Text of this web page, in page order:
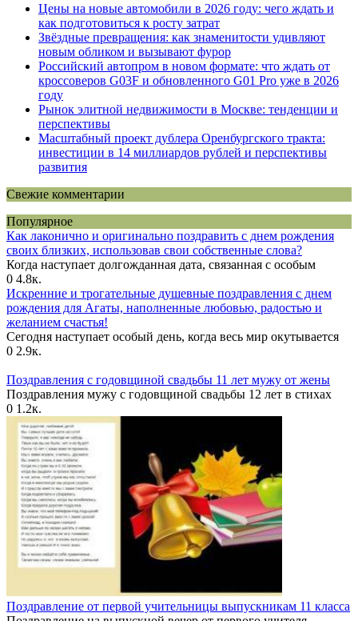
Цены на новые автомобили в 2026 году: чего ждать и
как подготовиться к росту затрат
Звёздные превращения: как знаменитости удивляют
новым обликом и вызывают фурор
Российский автопром в новом формате: что ждать от
кроссоверов G03F и обновленного G01 Pro уже в 2026
году
Рынок элитной недвижимости в Москве: тенденции и
перспективы
Масштабный проект дублера Оренбургского тракта:
инвестиции в 14 миллиардов рублей и перспективы
развития
Свежие комментарии
Популярное
Как лаконично и оригинально поздравить с днем рождения
своих близких, использовав свои собственные слова?
Когда наступает долгожданная дата, связанная с особым
0 4.8к.
Искренние и трогательные душевные поздравления с днем
рождения для Агаты, наполненные любовью, радостью и
желанием счастья!
Сегодня наступает особый день, когда весь мир окутывается
0 2.9к.
Поздравления с годовщиной свадьбы 11 лет мужу от жены
Поздравления мужу с годовщиной свадьбы 12 лет в стихах
0 1.2к.
Поздравление от первой учительницы выпускникам 11 класса